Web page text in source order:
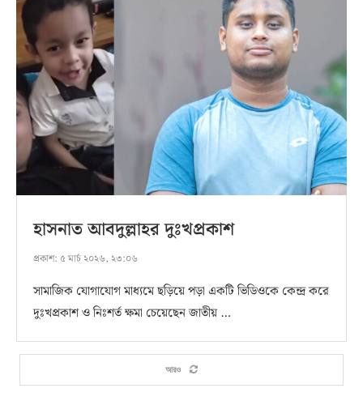
হাসনাত আবদুল্লাহর দুঃখপ্রকাশ
প্রকাশ: ৫ মার্চ ২০২৬, ২৩:০৬
সামাজিক যোগাযোগ মাধ্যমে ছড়িয়ে পড়া একটি ভিডিওকে কেন্দ্র করে
দুঃখপ্রকাশ ও নিঃশর্ত ক্ষমা চেয়েছেন জাতীয় …
আরও